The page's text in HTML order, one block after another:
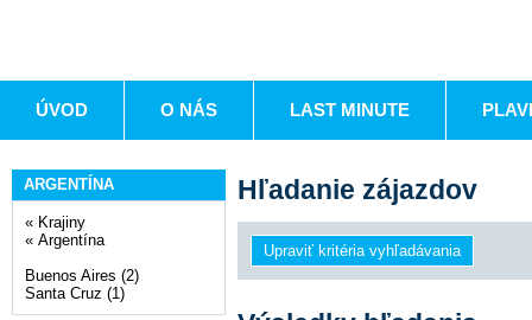
ÚVOD O NÁS LAST MINUTE
ARGENTÍNA
« Krajiny
« Argentína
Buenos Aires (2)
Santa Cruz (1)
Hľadanie zájazdov